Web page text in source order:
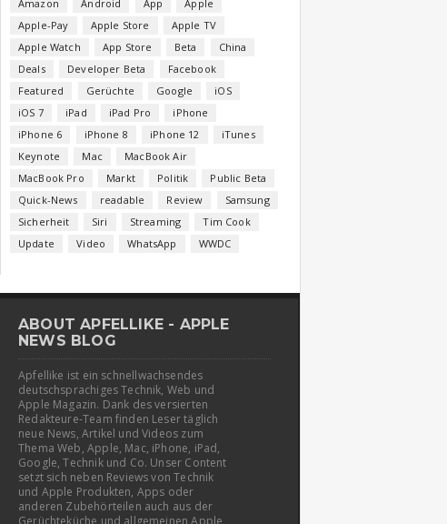
Amazon Android App
Apple
Apple-Pay
Apple Store
Apple TV
Apple Watch
App Store Beta
China
Deals
Developer Beta
Facebook
Featured
Gerüchte Google
iOS
iOS 7
iPad iPad Pro
iPhone
iPhone 6
iPhone 8 iPhone 12
iTunes
Keynote
Mac
MacBook Air
MacBook Pro
Markt Politik
Public Beta
Quick-News
readable Review
Samsung
Sicherheit
Siri Streaming
Tim Cook
Update
Video WhatsApp WWDC
ABOUT APFELLIKE - APPLE
NEWS BLOG
Apfellike ist ein schnellwachsendes
deutschsprachiges Technik, Web und
Apple Magazin. Dank des versierten
Redakteure-Team finden Leser täglich
neue News, Artikel und Videos zum
Thema Web, Apple, Mac, iPhone, iPad,
Google, Technik und Co. Unser Content
setzt sich neben Reviews von Technik
und Apple Produkten, Apps oder
anderen Zubehörteilen auch aus der
Gerüchteküche und allgemeinen Apple